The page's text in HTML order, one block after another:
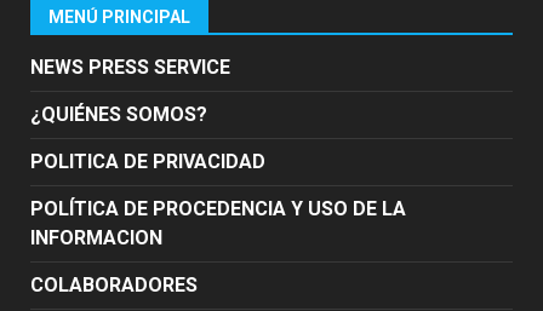
MENÚ PRINCIPAL
NEWS PRESS SERVICE
¿QUIÉNES SOMOS?
POLITICA DE PRIVACIDAD
POLÍTICA DE PROCEDENCIA Y USO DE LA
INFORMACION
COLABORADORES